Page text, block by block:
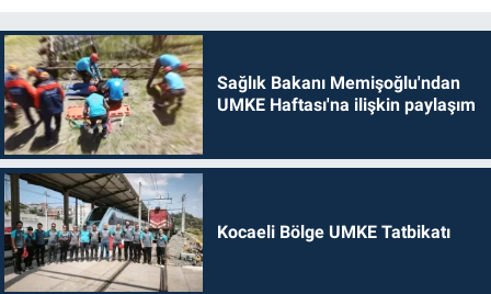
Sağlık Bakanı Memişoğlu'ndan
UMKE Haftası'na ilişkin paylaşım
Kocaeli Bölge UMKE Tatbikatı